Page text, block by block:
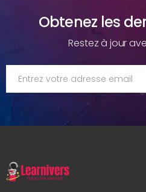
Obtenez les
Restez à jour